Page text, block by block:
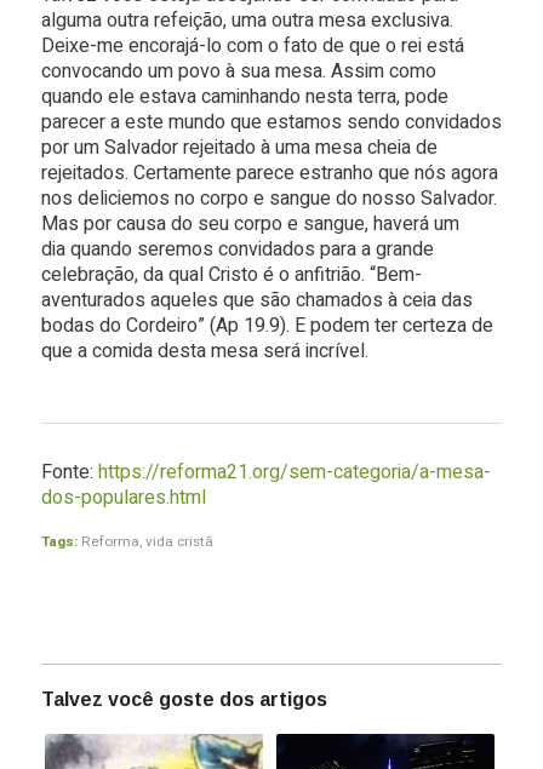
alguma outra refeição, uma outra mesa exclusiva.
Deixe-me encorajá-lo com o fato de que o rei está
convocando um povo à sua mesa. Assim como
quando ele estava caminhando nesta terra, pode
parecer a este mundo que estamos sendo convidados
por um Salvador rejeitado à uma mesa cheia de
rejeitados. Certamente parece estranho que nós agora
nos deliciemos no corpo e sangue do nosso Salvador.
Mas por causa do seu corpo e sangue, haverá um
dia quando seremos convidados para a grande
celebração, da qual Cristo é o anfitrião. “Bem-
aventurados aqueles que são chamados à ceia das
bodas do Cordeiro” (Ap 19.9). E podem ter certeza de
que a comida desta mesa será incrível.
Fonte: https://reforma21.org/sem-categoria/a-mesa-
dos-populares.html
Tags: Reforma,vida cristã
Talvez você goste dos artigos